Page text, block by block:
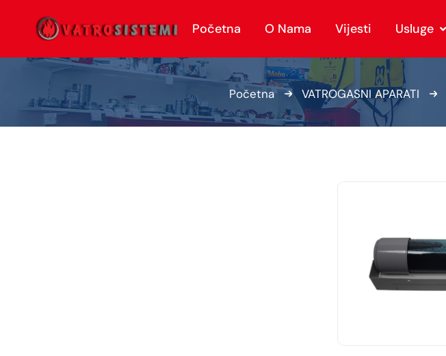
Početna O Nama Vijesti Usluge
Početna VATROGASNI APARATI